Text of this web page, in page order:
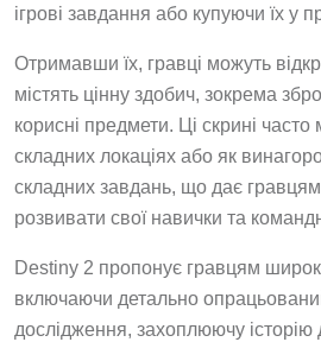
ігрові завдання або купуючи їх у
Отримавши їх, гравці можуть
містять цінну здобич, зокрема
корисні предмети. Ці скрині
складних локаціях або як
складних завдань, що дає
розвивати свої навички та
Destiny 2 пропонує гравцям
включаючи детально
дослідження, захоплюючу історію